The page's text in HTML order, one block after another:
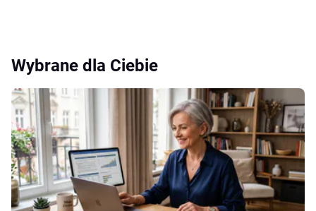
Wybrane dla Ciebie